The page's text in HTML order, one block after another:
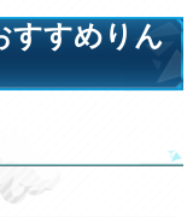
すすめりん